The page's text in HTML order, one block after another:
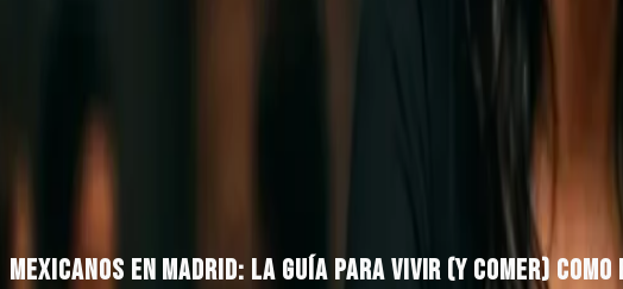
Reservas
MEXICANOS EN MADRID: LA GUÍA PARA VIVIR (Y COMER) COMO